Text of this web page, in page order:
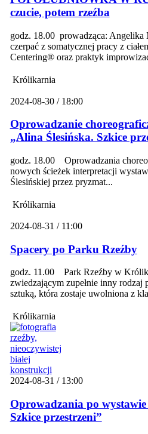
czucie, potem rzeźba
godz. 18.00 prowadząca:
czerpać z somatycznej pracy z
Centering® oraz praktyk
Królikarnia
2024-08-30 / 18:00
Oprowadzanie
„Alina Ślesińska. Szkice
godz. 18.00 Oprowadzania
nowych ścieżek interpretacji
Ślesińskiej przez pryzmat...
Królikarnia
2024-08-31 / 11:00
Spacery po Parku Rzeźby
godz. 11.00 Park Rzeźby w
zwiedzającym zupełnie inny rodzaj
sztuką, która zostaje uwolniona z
Królikarnia
2024-08-31 / 13:00
Oprowadzania po
Szkice przestrzeni”